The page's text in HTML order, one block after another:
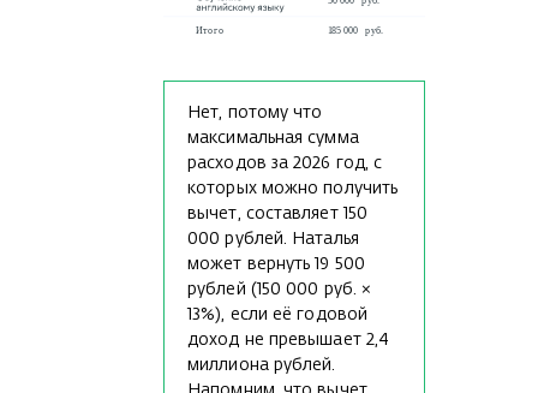
Нет, потому что
максимальная сумма
расходов за 2026 год, с
которых можно получить
вычет, составляет 150
000 рублей. Наталья
может вернуть 19 500
рублей (150 000 руб. ×
13%), если её годовой
доход не превышает 2,4
миллиона рублей.